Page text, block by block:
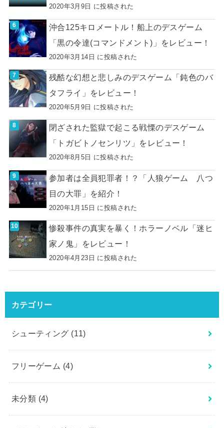
2020年3月9日 に投稿された
沖合125キロメートル！船上のデスゲーム
「黒の令達(コマンドメント)」をレビュー！
2020年3月14日 に投稿された
残酷な幻想と悲しみのデスゲーム「鈍色のバ
タフライ」をレビュー！
2020年5月9日 に投稿された
閉ざされた監獄で起こる戦慄のデスゲーム
「トガビトノセンリツ」をレビュー！
2020年8月5日 に投稿された
参加者は全員犯罪者！？「人狼ゲーム 八つ
目の大罪」を紹介！
2020年1月15日 に投稿された
惨殺事件の真実を暴く！ホラーノベル「迷ヒ
家ノ鬼」をレビュー！
2020年4月23日 に投稿された
カテゴリー
シューティング (11)
フリーゲーム (4)
未分類 (4)